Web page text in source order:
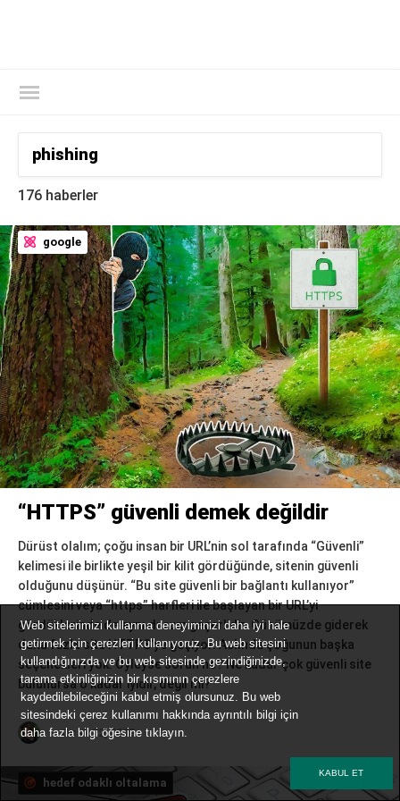
176 haberler
google
“HTTPS” güvenli demek değildir
Dürüst olalım; çoğu insan bir URL’nin sol tarafında “Güvenli”
kelimesi ile birlikte yeşil bir kilit gördüğünde, sitenin güvenli
olduğunu düşünür. “Bu site güvenli bir bağlantı kullanıyor”
cümlesini veya “https” harfleri ile başlayan bir URL’yi
gördüklerinde de aynı durum geçerlidir. Günümüzde giderek
daha fazla site HTTPS’ye geçiyor. Aslında çoğunun başka
seçenekleri yok. Öyleyse sorun ne? Ne kadar çok güvenli site
bulunursa o kadar iyidir, değil mi?
Ocak 22, 2018
hedef odaklı oltalama
Web sitelerimizi kullanma deneyiminizi daha iyi hale
getirmek için çerezleri kullanıyoruz. Bu web sitesini
kullandığınızda ve bu web sitesinde gezindiğinizde,
tarama etkinliğinizin bir kısmının çerezlere
kaydedilebileceğini kabul etmiş olursunuz. Bu web
sitesindeki çerez kullanımı hakkında ayrıntılı bilgi için
daha fazla bilgi öğesine tıklayın.
KABUL ET